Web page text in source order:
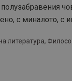
с миналото, с
литература,